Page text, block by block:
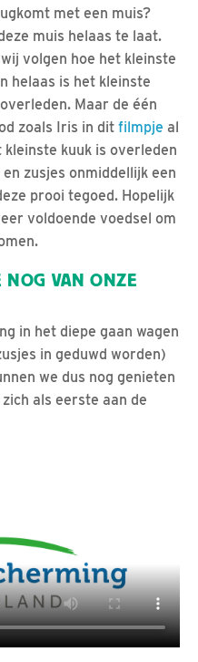
met een muis?
muis helaas te laat.
volgen hoe het kleinste
helaas is het kleinste
Maar de één
zoals Iris in dit filmpje al
kuuk is overleden
zusjes onmiddellijk een
prooi tegoed. Hopelijk
voldoende voedsel om
VAN ONZE
in het diepe gaan wagen
in geduwd worden)
we dus nog genieten
als eerste aan de